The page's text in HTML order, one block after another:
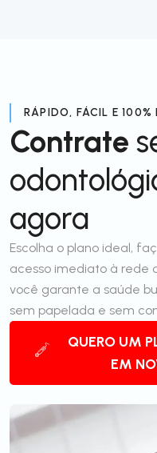
RÁPIDO, FÁCIL E
Contrate
agora
Escolha o plano ideal,
acesso imediato à rede
você garante a saúde
sem papelada e sem
QUERO UM
EM